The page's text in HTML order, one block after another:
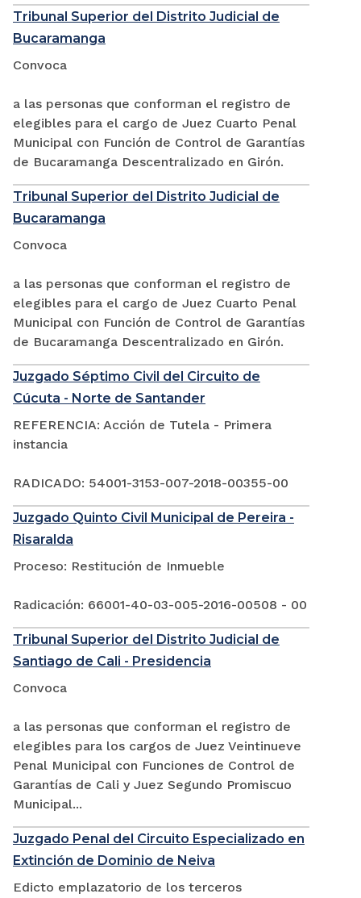
Tribunal Superior del Distrito Judicial de
Bucaramanga
Convoca
a las personas que conforman el registro de
elegibles para el cargo de Juez Cuarto Penal
Municipal con Función de Control de Garantías
de Bucaramanga Descentralizado en Girón.
Tribunal Superior del Distrito Judicial de
Bucaramanga
Convoca
a las personas que conforman el registro de
elegibles para el cargo de Juez Cuarto Penal
Municipal con Función de Control de Garantías
de Bucaramanga Descentralizado en Girón.
Juzgado Séptimo Civil del Circuito de
Cúcuta - Norte de Santander
REFERENCIA: Acción de Tutela - Primera
instancia
RADICADO: 54001-3153-007-2018-00355-00
Juzgado Quinto Civil Municipal de Pereira -
Risaralda
Proceso: Restitución de Inmueble
Radicación: 66001-40-03-005-2016-00508 - 00
Tribunal Superior del Distrito Judicial de
Santiago de Cali - Presidencia
Convoca
a las personas que conforman el registro de
elegibles para los cargos de Juez Veintinueve
Penal Municipal con Funciones de Control de
Garantías de Cali y Juez Segundo Promiscuo
Municipal...
Juzgado Penal del Circuito Especializado en
Extinción de Dominio de Neiva
Edicto emplazatorio de los terceros